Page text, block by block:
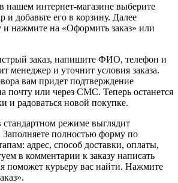
нашем интернет-магазине выберите
и добавьте его в корзину. Далее
и нажмите на «Оформить заказ» или
заказ, напишите ФИО, телефон и
менеджер и уточнит условия заказа.
вам придет подтверждение
почту или через СМС. Теперь останется
и радоваться новой покупке.
стандартном режиме выглядит
полностью форму по
адрес, способ доставки, оплаты,
в комментарии к заказу написать
поможет курьеру вас найти. Нажмите